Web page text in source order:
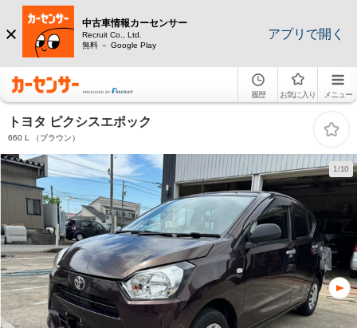
中古車情報カーセンサー
Recruit Co., Ltd.
無料 － Google Play
アプリで開く
履歴 お気に入り メニュー
トヨタ ピクシスエポック
660 L （ブラウン）
1/10